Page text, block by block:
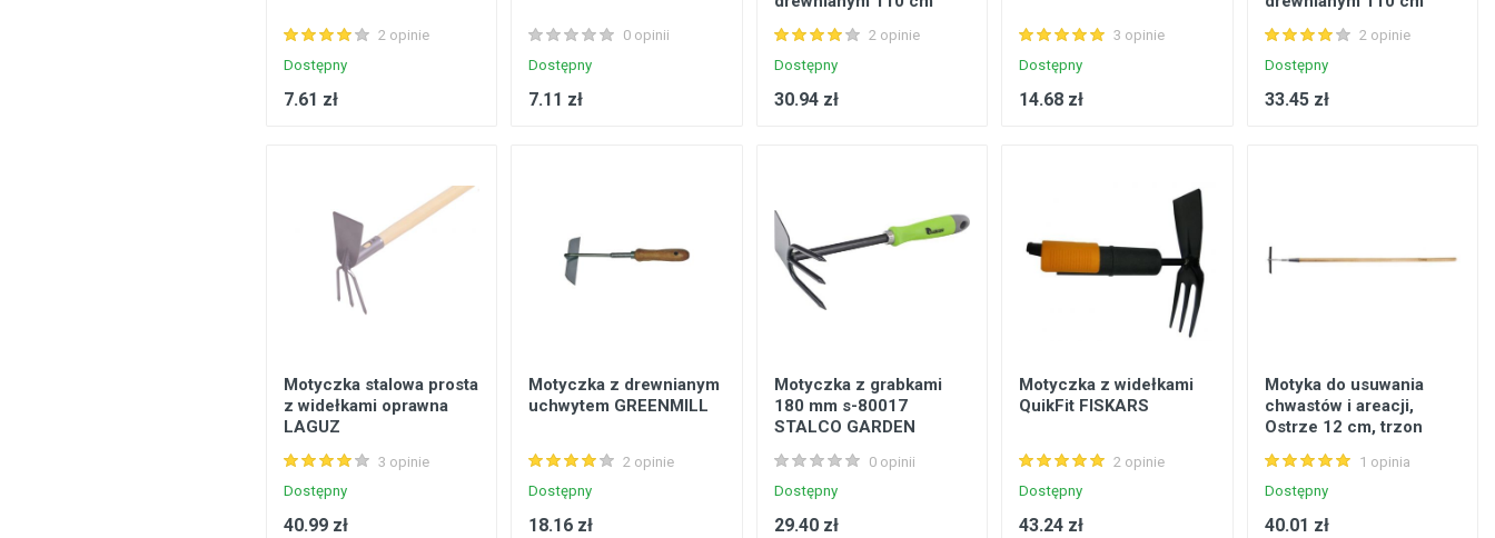
2 opinie
Dostępny
7.61 zł
0 opinii
Dostępny
7.11 zł
2 opinie
Dostępny
30.94 zł
3 opinie
Dostępny
14.68 zł
2 opinie
Dostępny
33.45 zł
Motyczka stalowa prosta
z widełkami oprawna
LAGUZ
3 opinie
Dostępny
40.99 zł
Motyczka z drewnianym
uchwytem GREENMILL
2 opinie
Dostępny
18.16 zł
Motyczka z grabkami
180 mm s-80017
STALCO GARDEN
0 opinii
Dostępny
29.40 zł
Motyczka z widełkami
QuikFit FISKARS
2 opinie
Dostępny
43.24 zł
Motyka do usuwania
chwastów i areacji,
Ostrze 12 cm, trzon
STALCO GARDEN
1 opinia
Dostępny
40.01 zł